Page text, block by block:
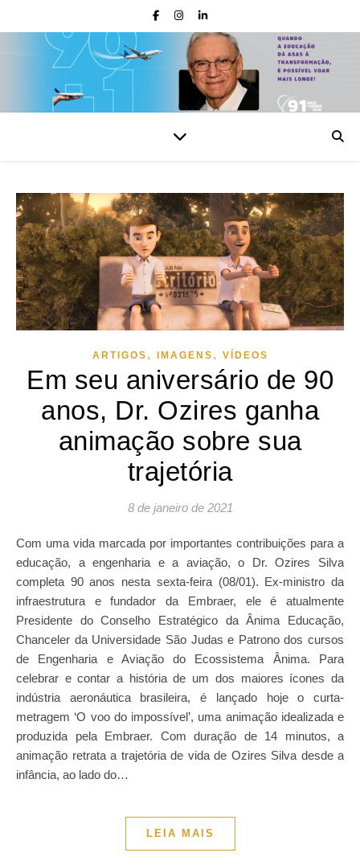
ARTIGOS , IMAGENS , VÍDEOS
Em seu aniversário de 90
anos, Dr. Ozires ganha
animação sobre sua
trajetória
8 de janeiro de 2021
Com uma vida marcada por importantes contribuições para a
educação, a engenharia e a aviação, o Dr. Ozires Silva
completa 90 anos nesta sexta-feira (08/01). Ex-ministro da
infraestrutura e fundador da Embraer, ele é atualmente
Presidente do Conselho Estratégico da Ânima Educação,
Chanceler da Universidade São Judas e Patrono dos cursos
de Engenharia e Aviação do Ecossistema Ânima. Para
celebrar e contar a história de um dos maiores ícones da
indústria aeronáutica brasileira, é lançado hoje o curta-
metragem ‘O voo do impossível’, uma animação idealizada e
produzida pela Embraer. Com duração de 14 minutos, a
animação retrata a trajetória de vida de Ozires Silva desde a
infância, ao lado do…
LEIA MAIS